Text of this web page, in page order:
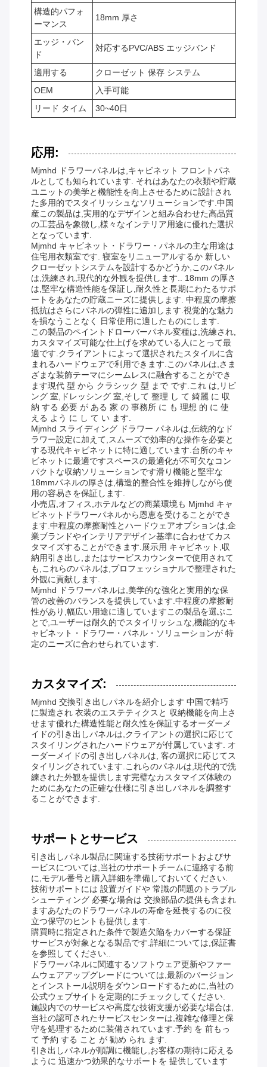
構造的パフォ
ーマンス
18mm 厚さ
エッジ・バン
ド
対応するPVC/ABS エッジバンド
適用する
クローゼット 保存 システム
OEM
入手可能
リード タイム
30~40日
応用:
Mjmhd ドラワーパネルは,キャビネット フロントパネ
ルとしても知られています. それはあなたの衣類や貯蔵
ユニットの美学と機能性を向上させるために設計され
た多用的でスタイリッシュなソリューションです.中国
産この製品は,実用的なデザインと組み合わせた高品質
の工芸品を象徴し,様々なインテリア用途に優れた選択
となっています.
Mjmhd キャビネット・ドラワー・パネルの主な用途は
住宅用衣類室です. 寝室をリニューアルするか 新しい
クローゼットシステムを設計するかどうか,このパネル
は,洗練され,現代的な外観を提供します.. 18mm の厚さ
は,堅牢な構造性能を保証し,耐久性と長期にわたるサポ
ートをあなたの貯蔵ニーズに提供します. 中程度の摩擦
抵抗はさらにパネルの弾性に追加します.視覚的な魅力
を損なうことなく 日常使用に適したものにします.
この製品のペイントドローバーパネル変種は,洗練され,
カスタマイズ可能な仕上げを求めている人にとって最
適です.クライアントによって選択されたスタイルに含
まれるハードウェアで利用できます.このパネルは,さま
ざまな装飾テーマにシームレスに融合することができ
ます現代 型 から クラシック 型 まで です.これ は,リビ
ング 室,ドレッシング 室,そして 整理 し て 綺麗 に 収
納 する 必要 が ある 家 の 事務所 に も 理想 的 に 使
える よう に し て い ます.
Mjmhd スライディング ドラワー パネルは,伝統的なド
ラワー設定に加えて,スムーズで効率的な操作を必要と
する現代キャビネットに特に適しています.台所のキャ
ビネットに最適ですスペースの最適化が不可欠なコン
パクトな収納ソリューションです滑り機能と堅牢な
18mmパネルの厚さは,構造的整合性を維持しながら使
用の容易さを保証します.
小売店,オフィス,ホテルなどの商業環境も Mjmhd キャ
ビネットドラワーパネルから恩恵を受けることができ
ます.中程度の摩擦耐性とハードウェアオプションは,企
業ブランドやインテリアデザイン基準に合わせてカス
タマイズすることができます.展示用 キャビネット,収
納用引き出し,またはサービスカウンターで使用されて
も,これらのパネルは,プロフェッショナルで整理された
外観に貢献します.
Mjmhd ドラワーパネルは,美学的な強化と実用的な保
管の改善のバランスを提供しています.中程度の摩擦耐
性があり,幅広い用途に適していますこの製品を選ぶこ
とで,ユーザーは耐久的でスタイリッシュな,機能的なキ
ャビネット・ドラワー・パネル・ソリューションが 特
定のニーズに合わせられています.
カスタマイズ:
Mjmhd 交換引き出しパネルを紹介します 中国で精巧
に製造され 衣装のエステティクスと 収納機能を向上さ
せます優れた構造性能と耐久性を保証するオーダーメ
イドの引き出しパネルは,クライアントの選択に応じて
スタイリングされたハードウェアが付属しています. オ
ーダーメイドの引き出しパネルは, 客の選択に応じてス
タイリングされています.これらのパネルは,現代的で洗
練された外観を提供します完璧なカスタマイズ体験の
ためにあなたの正確な仕様に引き出しパネルを調整す
ることができます.
サポートとサービス
引き出しパネル製品に関連する技術サポートおよびサ
ービスについては,当社のサポートチームに連絡する前
に,モデル番号と購入詳細を準備しておいてください.
技術サポートには 設置ガイドや 常識の問題のトラブル
シューティング 必要な場合は 交換部品の提供も含まれ
ますあなたのドラワーパネルの寿命を延長するのに役
立つ保守のヒントも提供します.
購買時に指定された条件で製造欠陥をカバーする保証
サービスが対象となる製品です.詳細については,保証書
を参照してください..
ドラワーパネルに関連するソフトウェア更新やファー
ムウェアアップグレードについては,最新のバージョン
とインストール説明をダウンロードするために,当社の
公式ウェブサイトを定期的にチェックしてください.
施設内でのサービスや高度な技術支援が必要な場合は,
当社の認可されたサービスセンターは,複雑な修理と保
守を処理するために装備されています.予約 を 前もっ
て 予約 する こと が 勧め られ ます.
引き出しパネルが順調に機能し,お客様の期待に応える
ように 迅速かつ効果的なサポートを 提供しています